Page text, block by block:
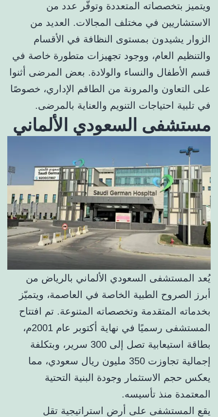
ويتميز بتخصصاته المتعددة وتوفّر عدد من
الاستشاريين في مختلف المجالات. العديد من
الزوار يشيدون بمستوى النظافة في الأقسام
والتنظيم العام، ووجود تجهيزات متطورة خاصة في
قسم الأطفال والنساء والولادة. بعض المرضى أثنوا
على التعاون والمرونة من الطاقم الإداري، خصوصًا
في تلبية احتياجات التنويم والعناية بالمرضى.
مستشفى السعودي الألماني
يُعد المستشفى السعودي الألماني بالرياض من
أبرز الصروح الطبية الخاصة في العاصمة، ويتميّز
بخدماته المتقدمة وتخصصاته المتنوعة. تم افتتاح
المستشفى رسميًا في نهاية أكتوبر عام 2001م،
بطاقة استيعابية تصل إلى 300 سرير، وبتكلفة
إجمالية تجاوزت 350 مليون ريال سعودي، مما
يعكس حجم الاستثمار وجودة البنية التحتية
المعتمدة منذ تأسيسه.
يقع المستشفى على أرض استراتيجية تقل